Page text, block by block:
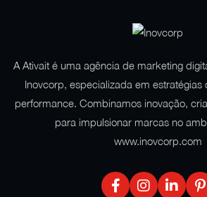
A Ativait é uma agência de marketing
Inovcorp, especializada em estratégias
performance. Combinamos inovação,
para impulsionar marcas no
www.inovcorp.com